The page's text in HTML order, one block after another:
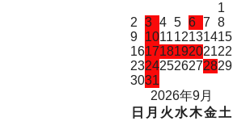
1
2 3 4 5 6 7 8
9 101112131415
16171819202122
23242526272829
3031
2026年9月
日 月 火 水木金土